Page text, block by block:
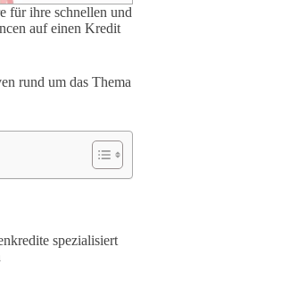
für ihre schnellen und
auf einen Kredit
rund um das Thema
spezialisiert